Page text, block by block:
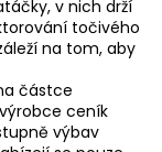
v nich drží
točivého
na tom, aby
částce
ceník
výbav